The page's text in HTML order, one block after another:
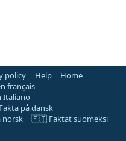
policy Help
Home
français
på dansk
🇫🇮 Faktat suomeksi